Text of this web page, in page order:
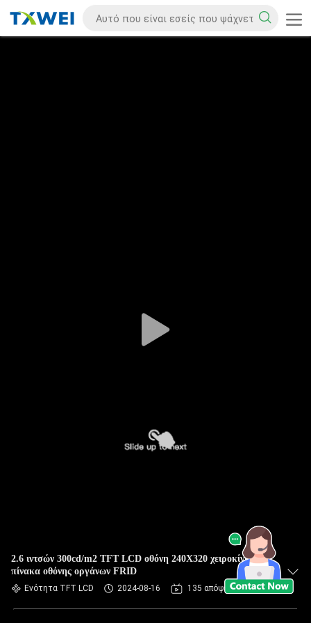
2.6 ιντσών 300cd/m2 TFT LCD οθόνη 240X320 χειροκίνητος
πίνακα οθόνης οργάνων FRID
Ενότητα TFT LCD 2024-08-16 135 απόψεις